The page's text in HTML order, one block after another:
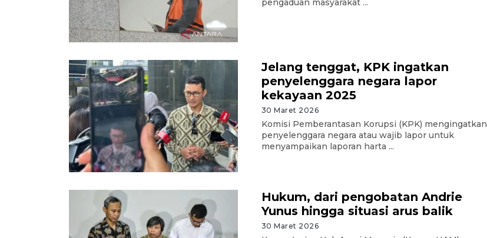
pengaduan masyarakat ...
Jelang tenggat, KPK ingatkan
penyelenggara negara lapor
kekayaan 2025
30 Maret 2026
Komisi Pemberantasan Korupsi (KPK) mengingatkan
penyelenggara negara atau wajib lapor untuk
menyampaikan laporan harta ...
Hukum, dari pengobatan Andrie
Yunus hingga situasi arus balik
30 Maret 2026